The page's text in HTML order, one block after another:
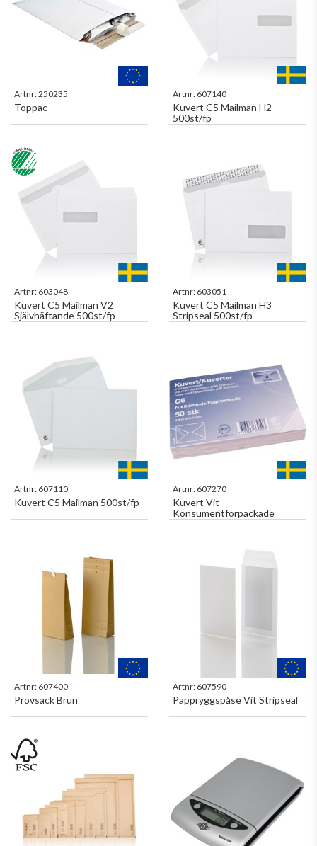
Artnr:250235
Toppac
Artnr: 607140
Kuvert C5 Mailman H2
500st/fp
Artnr: 603048
Kuvert C5 Mailman V2
Självhäftande 500st/fp
Artnr: 603051
Kuvert C5 Mailman H3
Stripseal 500st/fp
Artnr: 607110
Kuvert C5 Mailman 500st/fp
Artnr: 607270
Kuvert Vit
Konsumentförpackade
Artnr: 607400
Provsäck Brun
Artnr: 607590
Pappryggspåse Vit Stripseal